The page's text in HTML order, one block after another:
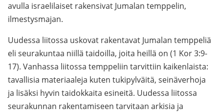
avulla israelilaiset rakensivat Jumalan temppelin,
ilmestysmajan.
Uudessa liitossa uskovat rakentavat Jumalan temppeliä
eli seurakuntaa niillä taidoilla, joita heillä on (1 Kor 3:9-
17). Vanhassa liitossa temppeliin tarvittiin kaikenlaista:
tavallisia materiaaleja kuten tukipylväitä, seinäverhoja
ja lisäksi hyvin taidokkaita esineitä. Uudessa liitossa
seurakunnan rakentamiseen tarvitaan arkisia ja